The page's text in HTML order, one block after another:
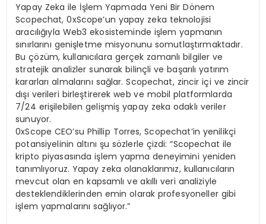
Yapay Zeka ile İşlem Yapmada Yeni Bir Dönem
Scopechat, 0xScope’un yapay zeka teknolojisi
aracılığıyla Web3 ekosisteminde işlem yapmanın
sınırlarını genişletme misyonunu somutlaştırmaktadır.
Bu çözüm, kullanıcılara gerçek zamanlı bilgiler ve
stratejik analizler sunarak bilinçli ve başarılı yatırım
kararları almalarını sağlar. Scopechat, zincir içi ve zincir
dışı verileri birleştirerek web ve mobil platformlarda
7/24 erişilebilen gelişmiş yapay zeka odaklı veriler
sunuyor.
0xScope CEO’su Phillip Torres, Scopechat’in yenilikçi
potansiyelinin altını şu sözlerle çizdi: “Scopechat ile
kripto piyasasında işlem yapma deneyimini yeniden
tanımlıyoruz. Yapay zeka olanaklarımız, kullanıcıların
mevcut olan en kapsamlı ve akıllı veri analiziyle
desteklendiklerinden emin olarak profesyoneller gibi
işlem yapmalarını sağlıyor.”